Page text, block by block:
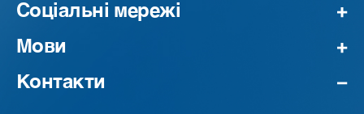
Соціальні мережі
Мови
Контакти